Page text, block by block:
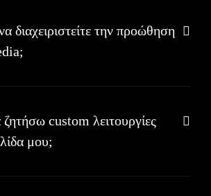
διαχειριστείτε την προώθηση
custom λειτουργίες
μου;